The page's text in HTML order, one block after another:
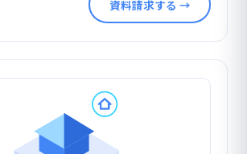
資料請求する →